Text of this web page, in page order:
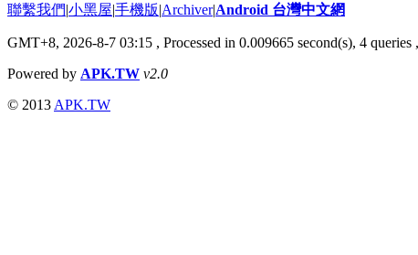
聯繫我們|小黑屋|手機版|Archiver|Android 台灣中文網
GMT+8, 2026-8-7 03:15 , Processed in 0.009665 second(s), 4
Powered by APK.TW v2.0
© 2013 APK.TW